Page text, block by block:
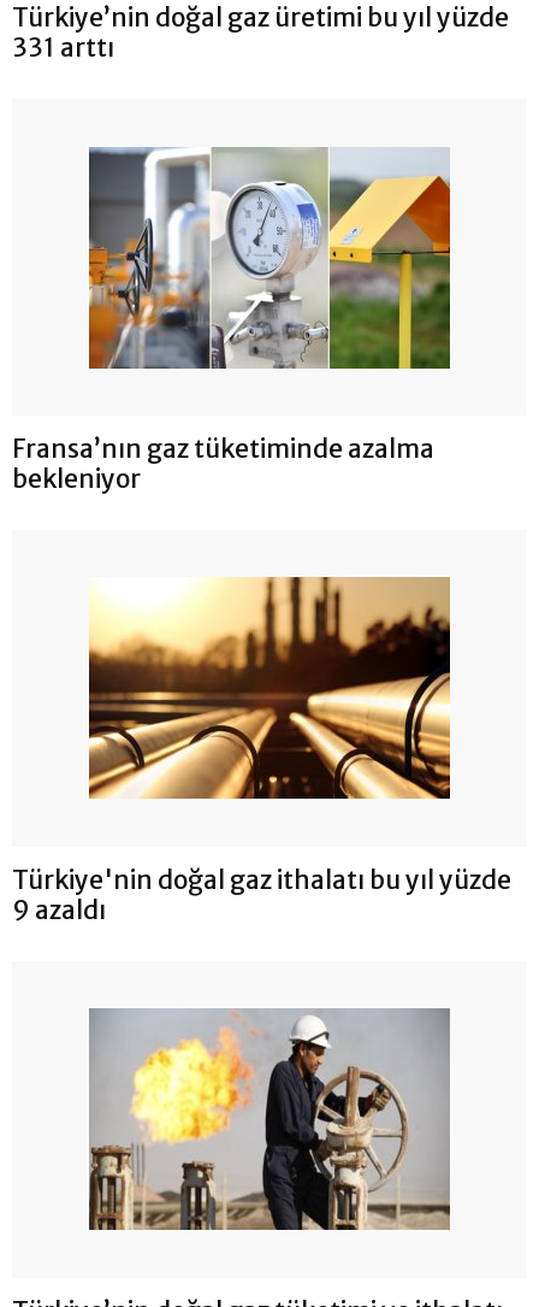
Türkiye’nin doğal gaz üretimi bu yıl yüzde
331 arttı
Fransa’nın gaz tüketiminde azalma
bekleniyor
Türkiye'nin doğal gaz ithalatı bu yıl yüzde
9 azaldı